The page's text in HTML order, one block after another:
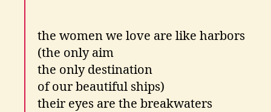
the women we love are like harbors
(the only aim
the only destination
of our beautiful ships)
their eyes are the breakwaters